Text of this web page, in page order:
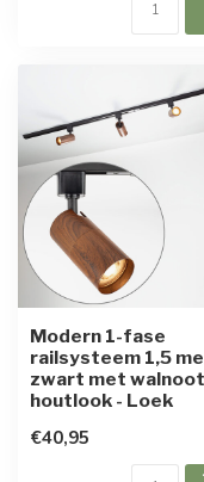
Modern 1-fase
railsysteem 1,5
zwart met walnoot
houtlook - Loek
€40,95